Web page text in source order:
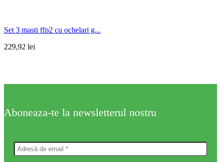
Set 3 masti ffp2 cu ochelari g...
229,92 lei
Aboneaza-te la newsletterul nostru